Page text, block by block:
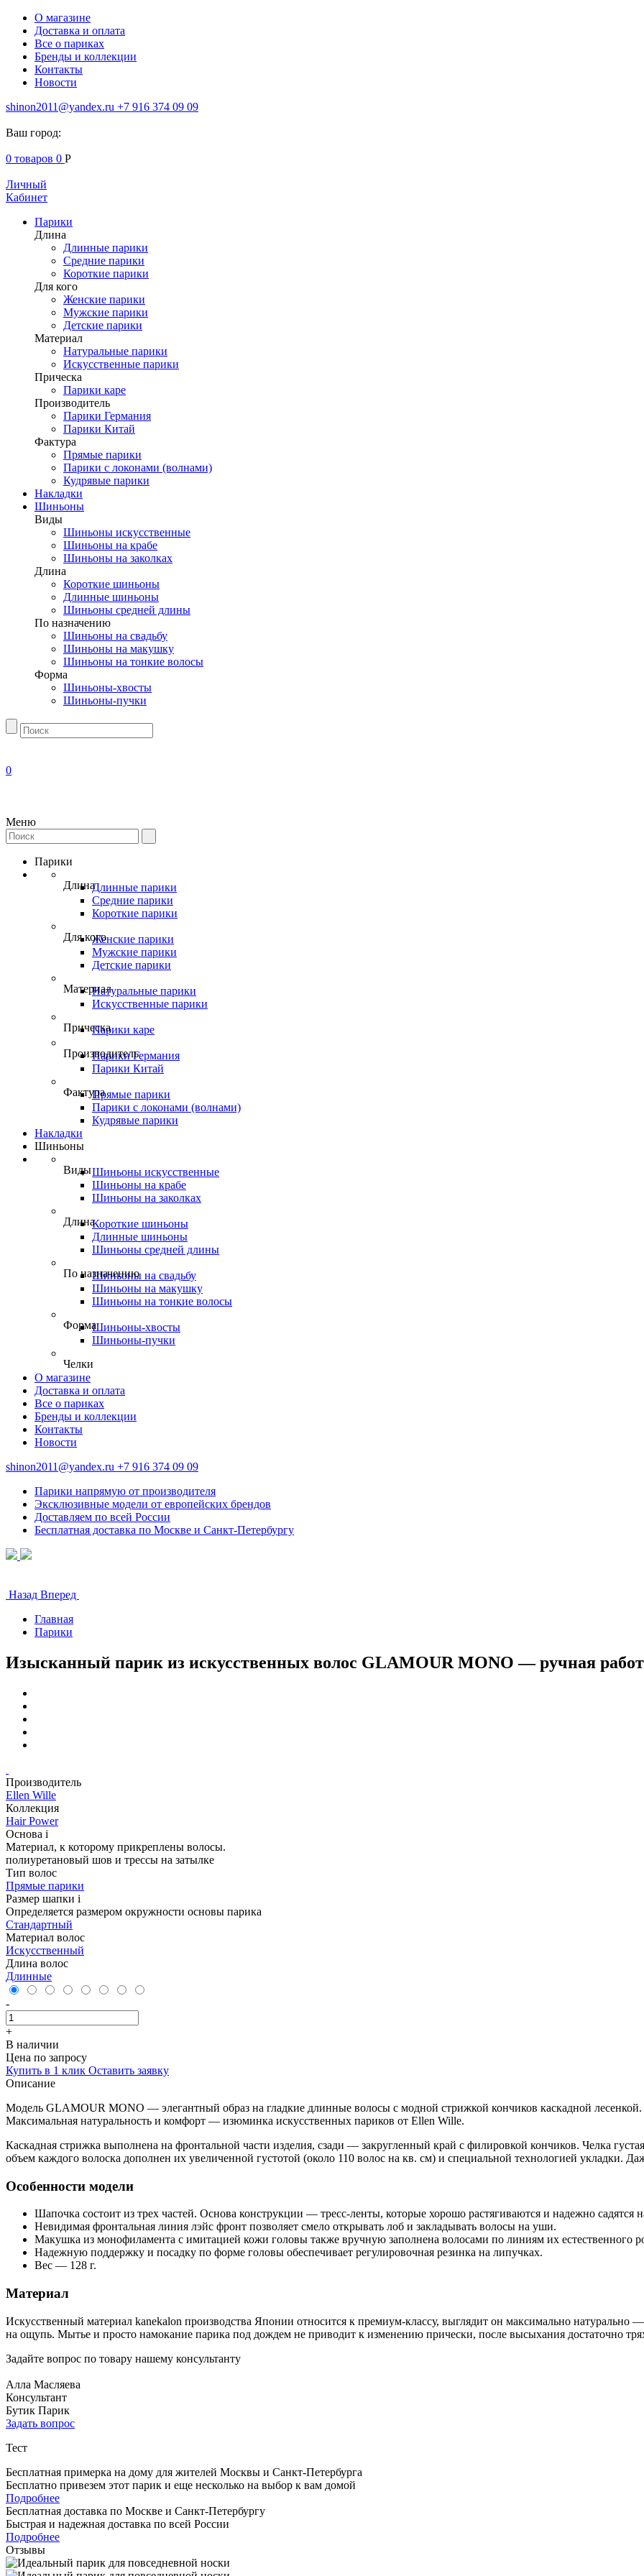
О магазине
Доставка и оплата
Все о париках
Бренды и коллекции
Контакты
Новости
shinon2011@yandex.ru +7 916 374 09 09
Ваш город:
0 товаров 0 Р
Личный
Кабинет
Парики
Длина
Длинные парики
Средние парики
Короткие парики
Для кого
Женские парики
Мужские парики
Детские парики
Материал
Натуральные парики
Искусственные парики
Прическа
Парики каре
Производитель
Парики Германия
Парики Китай
Фактура
Прямые парики
Парики с локонами (волнами)
Кудрявые парики
Накладки
Шиньоны
Виды
Шиньоны искусственные
Шиньоны на крабе
Шиньоны на заколках
Длина
Короткие шиньоны
Длинные шиньоны
Шиньоны средней длины
По назначению
Шиньоны на свадьбу
Шиньоны на макушку
Шиньоны на тонкие волосы
Форма
Шиньоны-хвосты
Шиньоны-пучки
0
Меню
Парики
ДлинаДлинные парики
Средние парики
Короткие парики
Для когоЖенские парики
Мужские парики
Детские парики
МатериалНатуральные парики
Искусственные парики
ПрическаПарики каре
Производитель
Парики Германия
Парики Китай
ФактураПрямые парики
Парики с локонами (волнами)
Кудрявые парики
Накладки
Шиньоны
ВидыШиньоны искусственные
Шиньоны на крабе
Шиньоны на заколках
ДлинаКороткие шиньоны
Длинные шиньоны
Шиньоны средней длины
По назначению
Шиньоны на свадьбу
Шиньоны на макушку
Шиньоны на тонкие волосы
ФормаШиньоны-хвосты
Шиньоны-пучки
Челки
О магазине
Доставка и оплата
Все о париках
Бренды и коллекции
Контакты
Новости
shinon2011@yandex.ru +7 916 374 09 09
Парики напрямую от производителя
Эксклюзивные модели от европейских брендов
Доставляем по всей России
Бесплатная доставка по Москве и Санкт-Петербургу
Назад Вперед
Главная
Парики
Изысканный парик из искусственных волос GLAMOUR MONO — ручная
Производитель
Ellen Wille
Коллекция
Hair Power
Основа i
Материал, к которому прикреплены волосы.
полиуретановый шов и трессы на затылке
Тип волос
Прямые парики
Размер шапки i
Определяется размером окружности основы парика
Стандартный
Материал волос
Искусственный
Длина волос
Длинные
-
+
В наличии
Цена по запросу
Купить в 1 клик Оставить заявку
Описание
Модель GLAMOUR MONO — элегантный образ на гладкие длинные волосы с модной стрижкой кончиков каскадной лесенкой.
Максимальная натуральность и комфорт — изюминка искусственных париков от Ellen Wille.
Каскадная стрижка выполнена на фронтальной части изделия, сзади — закругленный край с филировкой кончиков. Челка
объем каждого волоска дополнен их увеличенной густотой (около 110 волос на кв. см) и специальной технологией укладки.
Особенности модели
Шапочка состоит из трех частей. Основа конструкции — тресс-ленты, которые хорошо растягиваются и надежно
Невидимая фронтальная линия лэйс фронт позволяет смело открывать лоб и закладывать волосы на уши.
Макушка из монофиламента с имитацией кожи головы также вручную заполнена волосами по линиям их естественного
Надежную поддержку и посадку по форме головы обеспечивает регулировочная резинка на липучках.
Вес — 128 г.
Материал
Искусственный материал kanekalon производства Японии относится к премиум-классу, выглядит он максимально
на ощупь. Мытье и просто намокание парика под дождем не приводит к изменению прически, после высыхания достаточно
Задайте вопрос по товару нашему консультанту
Алла Масляева
Консультант
Бутик Парик
Задать вопрос
Тест
Бесплатная примерка на дому для жителей Москвы и Санкт-Петербурга
Бесплатно привезем этот парик и еще несколько на выбор к вам домой
Подробнее
Бесплатная доставка по Москве и Санкт-Петербургу
Быстрая и надежная доставка по всей России
Подробнее
Отзывы